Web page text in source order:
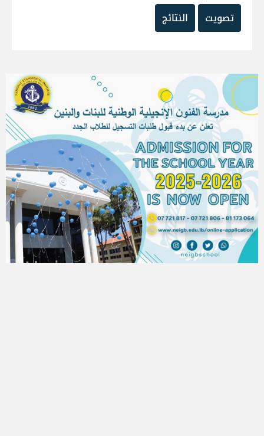
تصويت
النتائج